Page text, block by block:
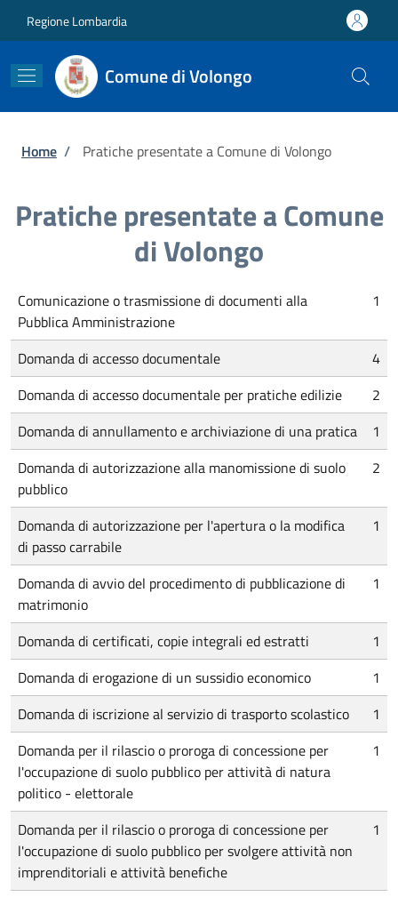
Regione Lombardia
Comune di Volongo
Briciole di pane
Home / Pratiche presentate a Comune di Volongo
Pratiche presentate a Comune
di Volongo
Comunicazione o trasmissione di documenti alla
Pubblica Amministrazione
1
Domanda di accesso documentale
4
Domanda di accesso documentale per pratiche edilizie
2
Domanda di annullamento e archiviazione di una pratica
1
Domanda di autorizzazione alla manomissione di suolo
pubblico
2
Domanda di autorizzazione per l'apertura o la modifica
di passo carrabile
1
Domanda di avvio del procedimento di pubblicazione di
matrimonio
1
Domanda di certificati, copie integrali ed estratti
1
Domanda di erogazione di un sussidio economico
1
Domanda di iscrizione al servizio di trasporto scolastico
1
Domanda per il rilascio o proroga di concessione per
l'occupazione di suolo pubblico per attività di natura
politico - elettorale
1
Domanda per il rilascio o proroga di concessione per
l'occupazione di suolo pubblico per svolgere attività non
imprenditoriali e attività benefiche
1